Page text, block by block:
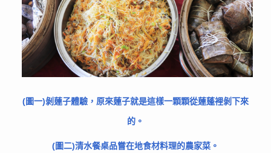
(圖一)剝蓮子體驗，原來蓮子就是這樣一顆顆從蓮蓬裡剝下來
的。
(圖二)清水餐桌品嘗在地食材料理的農家菜。